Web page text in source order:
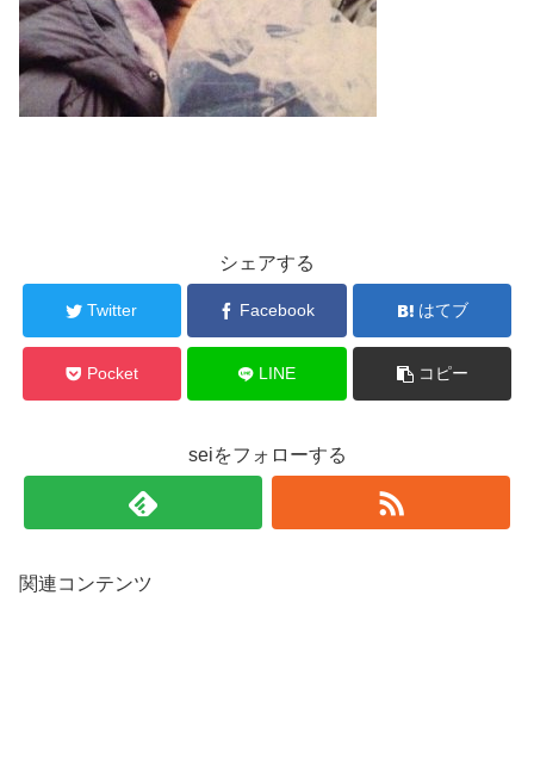
シェアする
Twitter Facebook はてブ
Pocket LINE コピー
seiをフォローする
関連コンテンツ